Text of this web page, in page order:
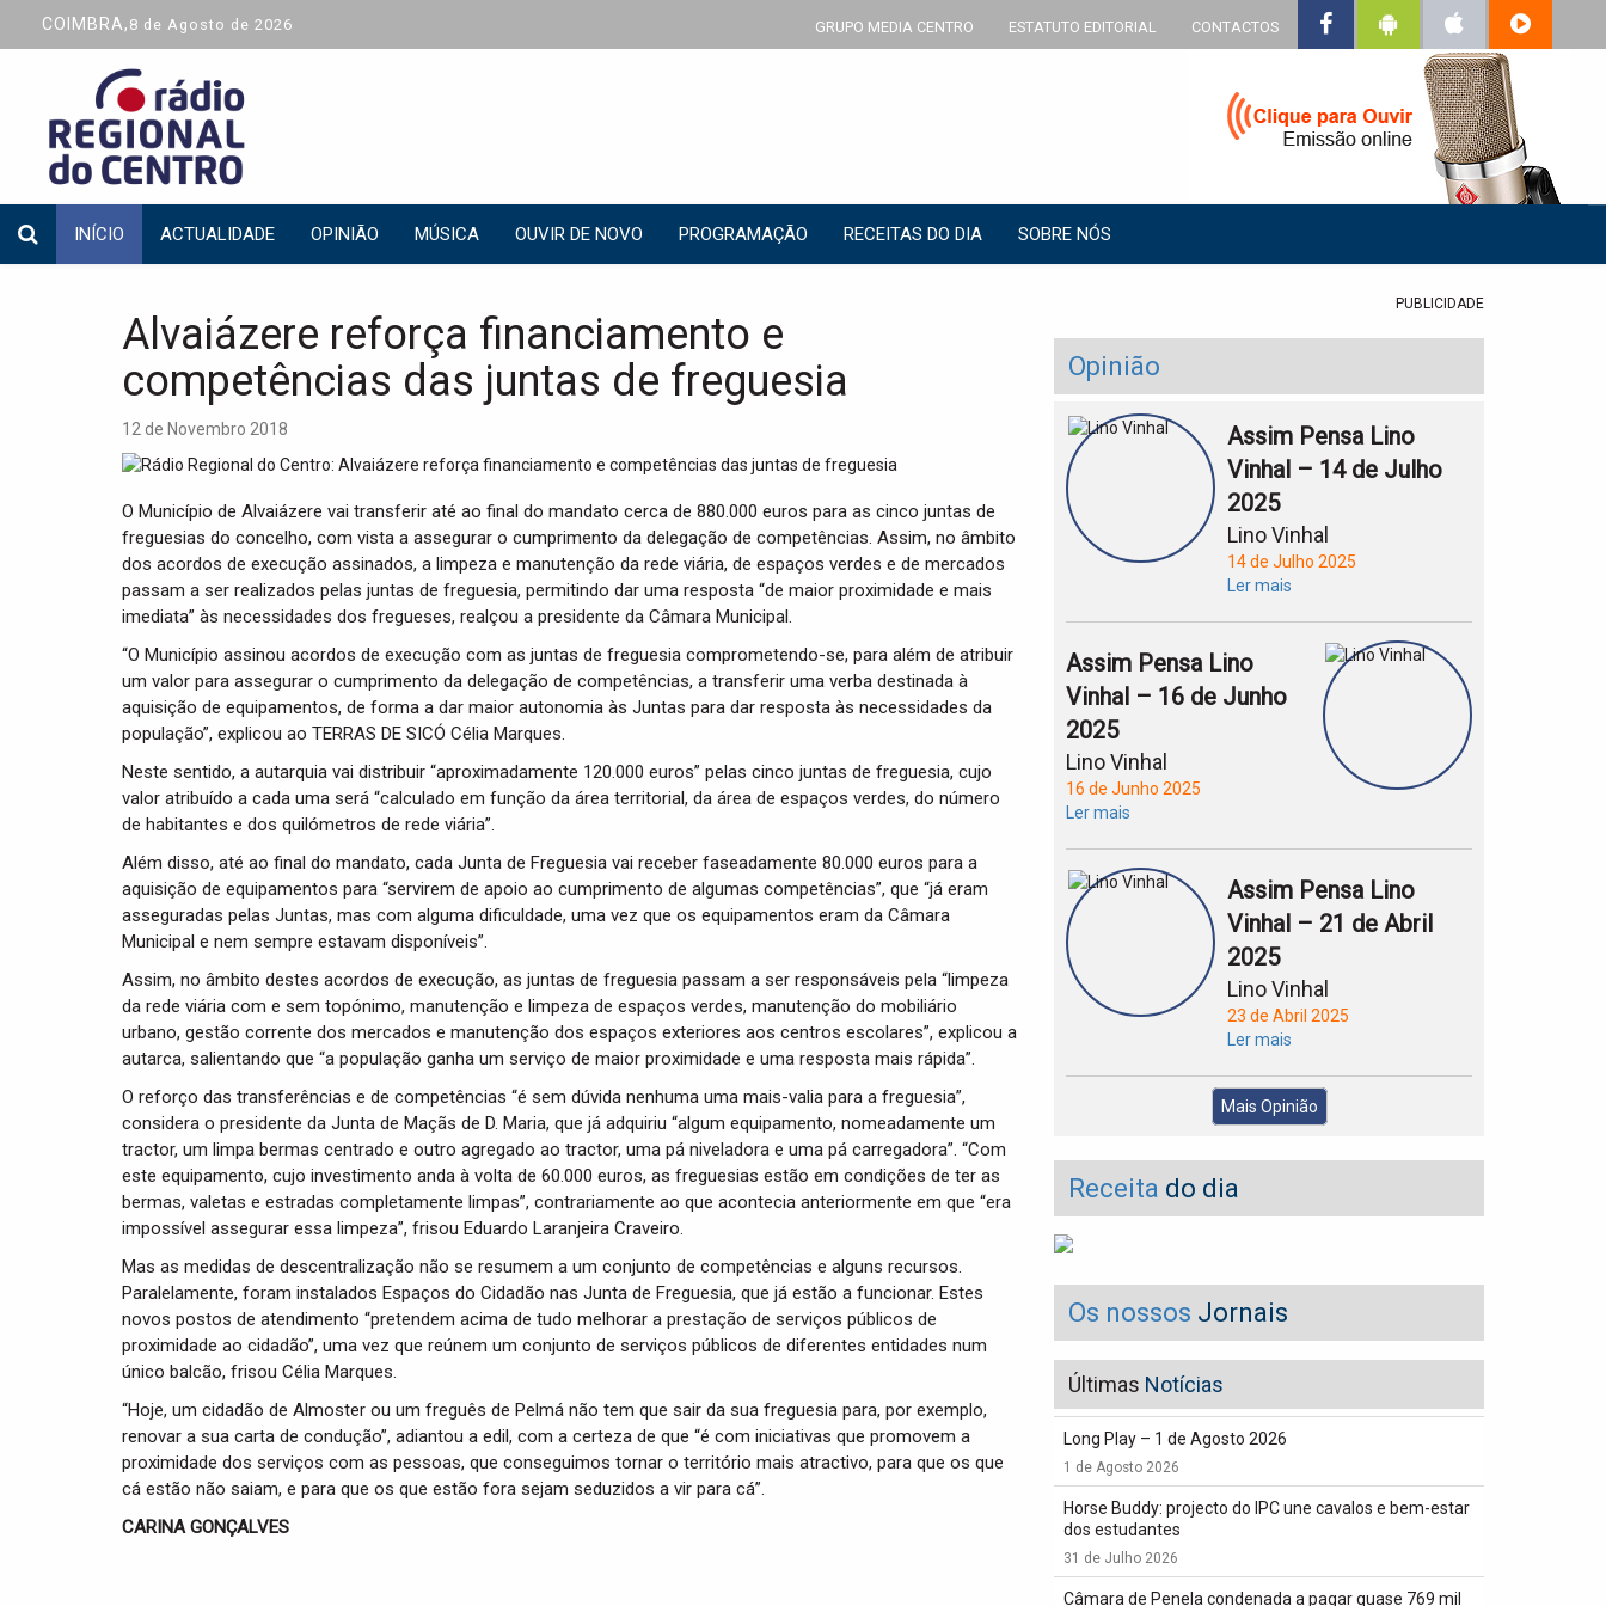
COIMBRA, 8 de Agosto de 2026 GRUPO MEDIA CENTRO ESTATUTO EDITORIAL CONTACTOS
INÍCIO ACTUALIDADE OPINIÃO MÚSICA OUVIR DE NOVO PROGRAMAÇÃO RECEITAS DO DIA SOBRE NÓS
Alvaiázere reforça financiamento e
competências das juntas de freguesia
12 de Novembro 2018
O Município de Alvaiázere vai transferir até ao final do mandato cerca de 880.000 euros para as cinco juntas de
freguesias do concelho, com vista a assegurar o cumprimento da delegação de competências. Assim, no âmbito
dos acordos de execução assinados, a limpeza e manutenção da rede viária, de espaços verdes e de mercados
passam a ser realizados pelas juntas de freguesia, permitindo dar uma resposta “de maior proximidade e mais
imediata” às necessidades dos fregueses, realçou a presidente da Câmara Municipal.
“O Município assinou acordos de execução com as juntas de freguesia comprometendo-se, para além de atribuir
um valor para assegurar o cumprimento da delegação de competências, a transferir uma verba destinada à
aquisição de equipamentos, de forma a dar maior autonomia às Juntas para dar resposta às necessidades da
população”, explicou ao TERRAS DE SICÓ Célia Marques.
Neste sentido, a autarquia vai distribuir “aproximadamente 120.000 euros” pelas cinco juntas de freguesia, cujo
valor atribuído a cada uma será “calculado em função da área territorial, da área de espaços verdes, do número
de habitantes e dos quilómetros de rede viária”.
Além disso, até ao final do mandato, cada Junta de Freguesia vai receber faseadamente 80.000 euros para a
aquisição de equipamentos para “servirem de apoio ao cumprimento de algumas competências”, que “já eram
asseguradas pelas Juntas, mas com alguma dificuldade, uma vez que os equipamentos eram da Câmara
Municipal e nem sempre estavam disponíveis”.
Assim, no âmbito destes acordos de execução, as juntas de freguesia passam a ser responsáveis pela “limpeza
da rede viária com e sem topónimo, manutenção e limpeza de espaços verdes, manutenção do mobiliário
urbano, gestão corrente dos mercados e manutenção dos espaços exteriores aos centros escolares”, explicou a
autarca, salientando que “a população ganha um serviço de maior proximidade e uma resposta mais rápida”.
O reforço das transferências e de competências “é sem dúvida nenhuma uma mais-valia para a freguesia”,
considera o presidente da Junta de Maçãs de D. Maria, que já adquiriu “algum equipamento, nomeadamente um
tractor, um limpa bermas centrado e outro agregado ao tractor, uma pá niveladora e uma pá carregadora”. “Com
este equipamento, cujo investimento anda à volta de 60.000 euros, as freguesias estão em condições de ter as
bermas, valetas e estradas completamente limpas”, contrariamente ao que acontecia anteriormente em que “era
impossível assegurar essa limpeza”, frisou Eduardo Laranjeira Craveiro.
Mas as medidas de descentralização não se resumem a um conjunto de competências e alguns recursos.
Paralelamente, foram instalados Espaços do Cidadão nas Junta de Freguesia, que já estão a funcionar. Estes
novos postos de atendimento “pretendem acima de tudo melhorar a prestação de serviços públicos de
proximidade ao cidadão”, uma vez que reúnem um conjunto de serviços públicos de diferentes entidades num
único balcão, frisou Célia Marques.
“Hoje, um cidadão de Almoster ou um freguês de Pelmá não tem que sair da sua freguesia para, por exemplo,
renovar a sua carta de condução”, adiantou a edil, com a certeza de que “é com iniciativas que promovem a
proximidade dos serviços com as pessoas, que conseguimos tornar o território mais atractivo, para que os que
cá estão não saiam, e para que os que estão fora sejam seduzidos a vir para cá”.
CARINA GONÇALVES
PUBLICIDADE
Opinião
Assim Pensa Lino
Vinhal – 14 de Julho
2025
Lino Vinhal
14 de Julho 2025
Ler mais
Assim Pensa Lino
Vinhal – 16 de Junho
2025
Lino Vinhal
16 de Junho 2025
Ler mais
Assim Pensa Lino
Vinhal – 21 de Abril
2025
Lino Vinhal
23 de Abril 2025
Ler mais
Mais Opinião
Receita do dia
Os nossos Jornais
Últimas Notícias
Long Play – 1 de Agosto 2026
1 de Agosto 2026
Horse Buddy: projecto do IPC une cavalos e bem-estar
dos estudantes
31 de Julho 2026
Câmara de Penela condenada a pagar quase 769 mil